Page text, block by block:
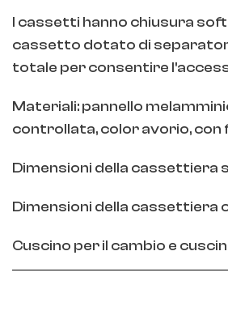
I cassetti hanno chiusura
cassetto dotato di
totale per consentire
Materiali: pannello
controllata, color avorio,
Dimensioni della cassettiera
Dimensioni della cassettiera
Cuscino per il cambio e